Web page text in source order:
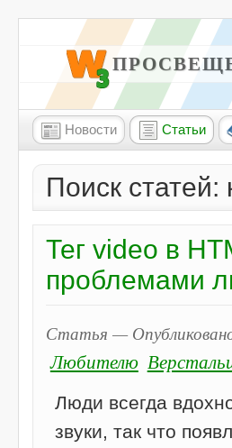
W3
Новости Статьи
Поиск статей:
Тег video в
проблемами
Статья —
Любителю
Люди всегда
звуки, так что